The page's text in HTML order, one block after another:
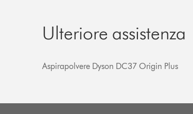
Ulteriore assistenza
Aspirapolvere Dyson DC37 Origin Plus